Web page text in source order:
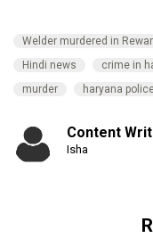
Welder murdered in
Hindi news
crime in
murder
haryana
Content
Isha